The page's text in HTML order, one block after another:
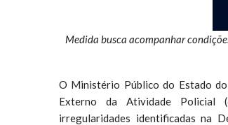
Medida busca acompanhar
O Ministério Público do Estado
Externo da Atividade Policial
irregularidades identificadas na